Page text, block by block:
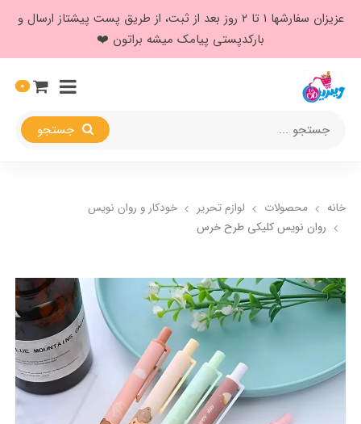
عزیزان سفارشها ۱ تا ۲ روز بعد از ثبت، از طریق پست پیشتاز ارسال و
بارکدپستی پیامک میشه براتون ❤️
0
خانه محصولات لوازم تحریر
خودکار و روان نویس
روان نویس کلیکی طرح خرس